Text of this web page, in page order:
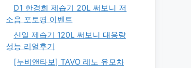
D1 한경희 제습기 20L 써보니 저
소음 포토평 이벤트
신일 제습기 120L 써보니 대용량
성능 리얼후기
[누비앤타보] TAVO 레노 유모차